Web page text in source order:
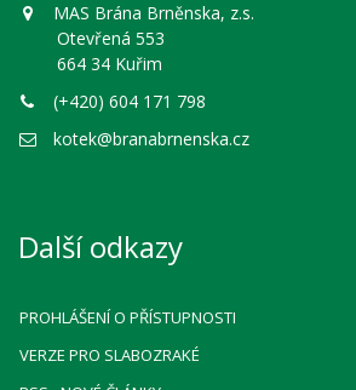
MAS Brána Brněnska, z.s.
Otevřená 553
664 34 Kuřim
(+420) 604 171 798
kotek@branabrnenska.cz
Další odkazy
PROHLÁŠENÍ O PŘÍSTUPNOSTI
VERZE PRO SLABOZRAKÉ